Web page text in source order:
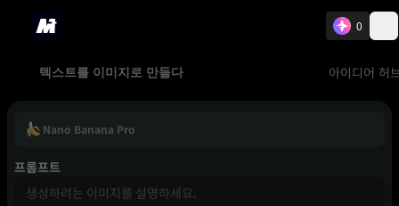
0
텍스트를 이미지로 만들다 아이디어 허
Nano Banana Pro
프롬프트